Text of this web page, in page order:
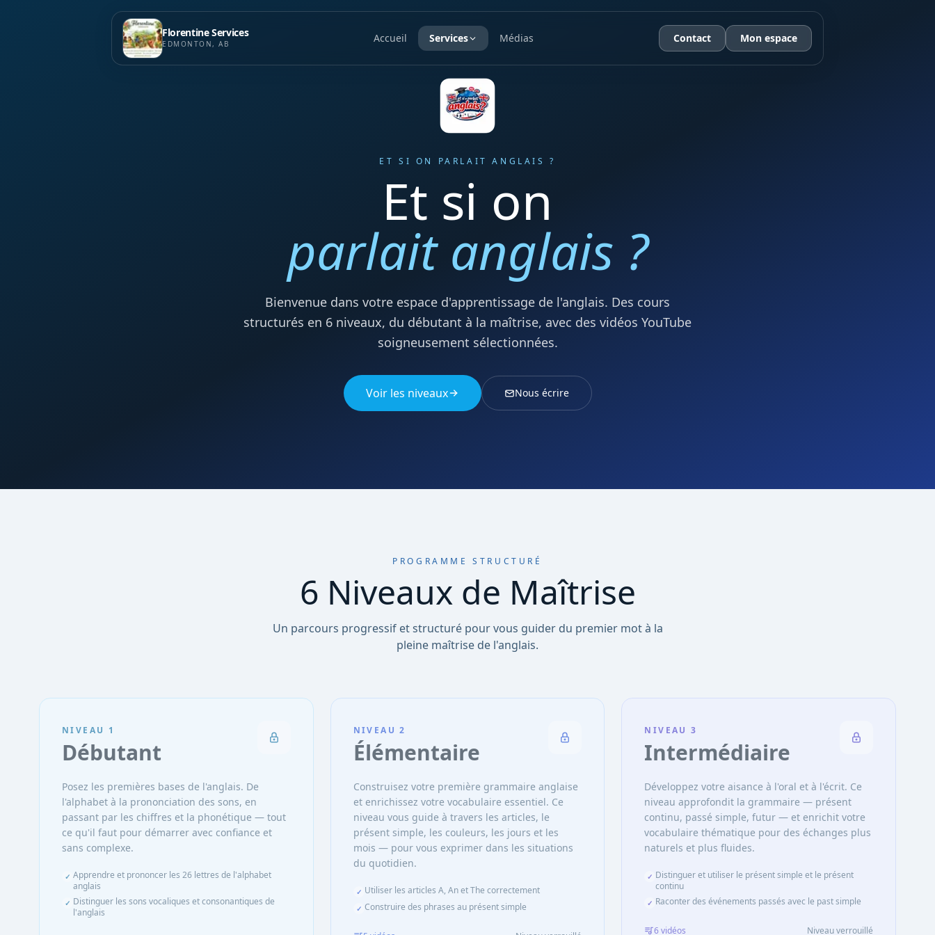
Florentine Services
EDMONTON, AB Accueil Services Médias Contact Mon espace
ET SI ON PARLAIT ANGLAIS ?
Et si on
parlait anglais ?
Bienvenue dans votre espace d'apprentissage de l'anglais. Des cours
structurés en 6 niveaux, du débutant à la maîtrise, avec des vidéos YouTube
soigneusement sélectionnées.
Voir les niveaux Nous écrire
PROGRAMME STRUCTURÉ
6 Niveaux de Maîtrise
Un parcours progressif et structuré pour vous guider du premier mot à la
pleine maîtrise de l'anglais.
NIVEAU 1
Débutant
Posez les premières bases de l'anglais. De
l'alphabet à la prononciation des sons, en
passant par les chiffres et la phonétique — tout
ce qu'il faut pour démarrer avec confiance et
sans complexe.
✓ Apprendre et prononcer les 26 lettres de l'alphabet
anglais
✓ Distinguer les sons vocaliques et consonantiques de
l'anglais
NIVEAU2
Élémentaire
Construisez votre première grammaire anglaise
et enrichissez votre vocabulaire essentiel. Ce
niveau vous guide à travers les articles, le
présent simple, les couleurs, les jours et les
mois — pour vous exprimer dans les situations
du quotidien.
✓ Utiliser les articles A, An et The correctement
✓ Construire des phrases au présent simple
NIVEAU3
Intermédiaire
Développez votre aisance à l'oral et à l'écrit. Ce
niveau approfondit la grammaire — présent
continu, passé simple, futur — et enrichit votre
vocabulaire thématique pour des échanges plus
naturels et plus fluides.
✓ Distinguer et utiliser le présent simple et le présent
continu
✓ Raconter des événements passés avec le past simple
6vidéos Niveau verrouillé